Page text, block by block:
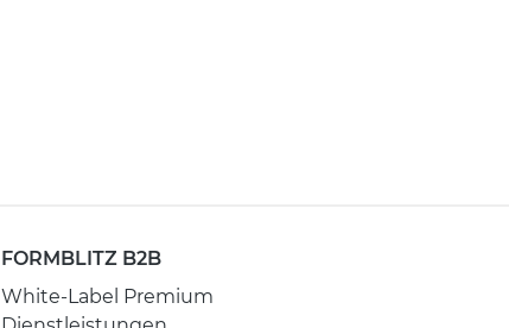
FORMBLITZ B2B
White-Label Premium